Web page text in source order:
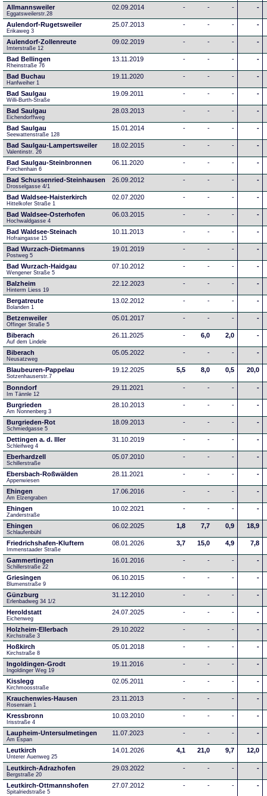
Allmannsweiler
Eggatsweilerstr.28
02.09.2014 - - - -
Aulendorf-Rugetsweiler
Erikaweg 3
25.07.2013 - - - -
Aulendorf-Zollenreute
Imterstraße 12
09.02.2019 - - - -
Bad Bellingen
Rheinstraße 76
13.11.2019 - - - -
Bad Buchau
Hanfweiher 1
19.11.2020 - - - -
Bad Saulgau
Willi-Burth-Straße
19.09.2011 - - - -
Bad Saulgau
Eichendorffweg
28.03.2013 - - - -
Bad Saulgau
Seewattenstraße 128
15.01.2014 - - - -
Bad Saulgau-Lampertsweiler
Valentinstr. 26
18.02.2015 - - - -
Bad Saulgau-Steinbronnen
Forchenhain 6
06.11.2020 - - - -
Bad Schussenried-Steinhausen
Drosselgasse 4/1
26.09.2012 - - - -
Bad Waldsee-Haisterkirch
Hittelkofer Straße 1
02.07.2020 - - - -
Bad Waldsee-Osterhofen
Hochwaldgasse 4
06.03.2015 - - - -
Bad Waldsee-Steinach
Hofraingasse 15
10.11.2013 - - - -
Bad Wurzach-Dietmanns
Postweg 5
19.01.2019 - - - -
Bad Wurzach-Haidgau
Wengener Straße 5
07.10.2012 - - - -
Balzheim
Hinterm Liess 19
22.12.2023 - - - -
Bergatreute
Bolanden 1
13.02.2012 - - - -
Betzenweiler
Offinger Straße 5
05.01.2017 - - - -
Biberach
Auf dem Lindele
26.11.2025 - 6,0 2,0 -
Biberach
Neusatzweg
05.05.2022 - - - -
Blaubeuren-Pappelau
Sotzenhauserstr.7
19.12.2025 5,5 8,0 0,5 20,0
Bonndorf
Im Tännle 12
29.11.2021 - - - -
Burgrieden
Am Nonnenberg 3
28.10.2013 - - - -
Burgrieden-Rot
Schmiedgasse 5
18.09.2013 - - - -
Dettingen a. d. Iller
Schleifweg 4
31.10.2019 - - - -
Eberhardzell
Schillerstraße
05.07.2010 - - - -
Ebersbach-Roßwälden
Appenwiesen
28.11.2021 - - - -
Ehingen
Am Elzengraben
17.06.2016 - - - -
Ehingen
Zanderstraße
10.02.2021 - - - -
Ehingen
Schlaufenbühl
06.02.2025 1,8 7,7 0,9 18,9
Friedrichshafen-Kluftern
Immenstaader Straße
08.01.2026 3,7 15,0 4,9 7,8
Gammertingen
Schillerstraße 22
16.01.2016 - - - -
Griesingen
Blumenstraße 9
06.10.2015 - - - -
Günzburg
Erlenbadweg 34 1/2
31.12.2010 - - - -
Heroldstatt
Eichenweg
24.07.2025 - - - -
Holzheim-Ellerbach
Kirchstraße 3
29.10.2022 - - - -
Hoßkirch
Kirchstraße 8
05.01.2018 - - - -
Ingoldingen-Grodt
Ingoldinger Weg 19
19.11.2016 - - - -
Kisslegg
Kirchmoosstraße
02.05.2011 - - - -
Krauchenwies-Hausen
Rosenrain 1
23.11.2013 - - - -
Kressbronn
Irisstraße 4
10.03.2010 - - - -
Laupheim-Untersulmetingen
Am Espan
11.07.2023 - - - -
Leutkirch
Unterer Auenweg 25
14.01.2026 4,1 21,0 9,7 12,0
Leutkirch-Adrazhofen
Bergstraße 20
29.03.2022 - - - -
Leutkirch-Ottmannshofen
Spitalriedstraße 5
27.07.2012 - - - -